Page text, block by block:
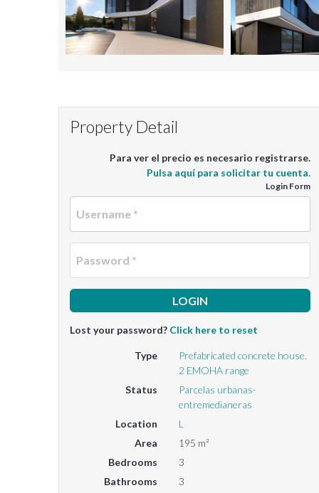
Property Detail
Para ver el precio es necesario registrarse.
Pulsa aquí para solicitar tu cuenta.
Login Form
Lost your password? Click here to reset
Type
Prefabricated concrete house.
2 EMOHA range
Status
Parcelas urbanas-
entremedianeras
Location
L
Area
195 m²
Bedrooms
3
Bathrooms
3